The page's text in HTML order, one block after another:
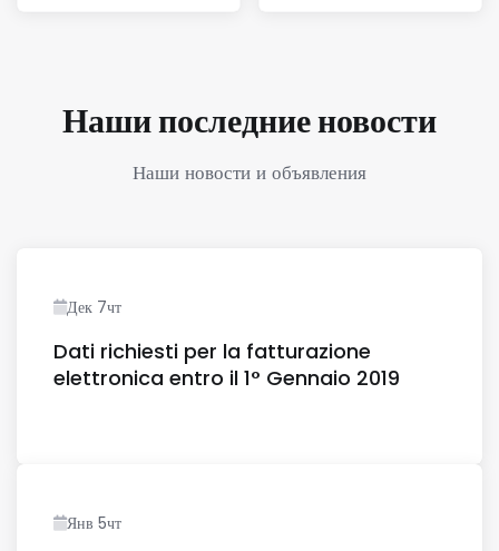
Наши последние новости
Наши новости и объявления
Дек 7чт
Dati richiesti per la fatturazione
elettronica entro il 1° Gennaio 2019
Янв 5чт